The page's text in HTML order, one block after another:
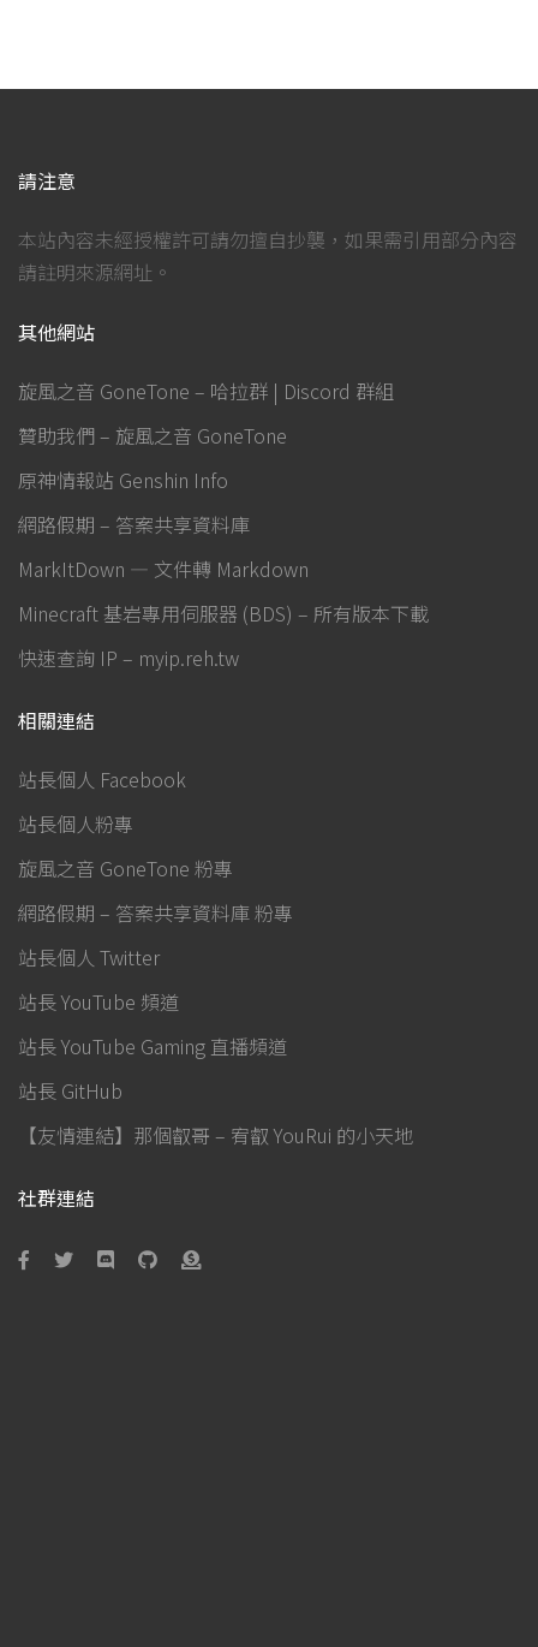
請注意
本站內容未經授權許可請勿擅自抄襲，如果需引用部分內容
請註明來源網址。
其他網站
旋風之音 GoneTone – 哈拉群 | Discord 群組
贊助我們 – 旋風之音 GoneTone
原神情報站 Genshin Info
網路假期 – 答案共享資料庫
MarkItDown — 文件轉 Markdown
Minecraft 基岩專用伺服器 (BDS) – 所有版本下載
快速查詢 IP – myip.reh.tw
相關連結
站長個人 Facebook
站長個人粉專
旋風之音 GoneTone 粉專
網路假期 – 答案共享資料庫 粉專
站長個人 Twitter
站長 YouTube 頻道
站長 YouTube Gaming 直播頻道
站長 GitHub
【友情連結】那個叡哥 – 宥叡 YouRui 的小天地
社群連結